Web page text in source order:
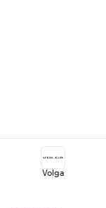
Volga